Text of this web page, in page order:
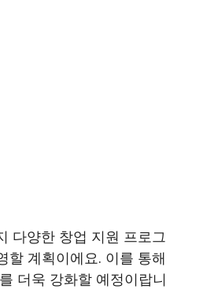
다양한 창업 지원 프로그
할 계획이에요. 이를 통해
더욱 강화할 예정이랍니